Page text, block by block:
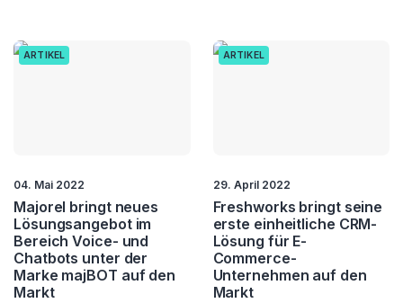
ARTIKEL
04. Mai 2022
Majorel bringt neues
Lösungsangebot im
Bereich Voice- und
Chatbots unter der
Marke majBOT auf den
Markt
ARTIKEL
29. April 2022
Freshworks bringt seine
erste einheitliche CRM-
Lösung für E-
Commerce-
Unternehmen auf den
Markt